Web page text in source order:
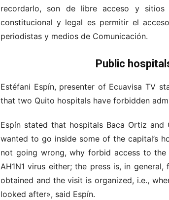
recordarlo, son de libre acceso y sitios
constitucional y legal es permitir el
periodistas y medios de Comunicación.
Public
Estéfani Espín, presenter of Ecuavisa TV
that two Quito hospitals have forbidden
Espín stated that hospitals Baca Ortiz
wanted to go inside some of the capital’s
not going wrong, why forbid access to
AH1N1 virus either; the press is, in
obtained and the visit is organized, i.e.,
looked after», said Espín.